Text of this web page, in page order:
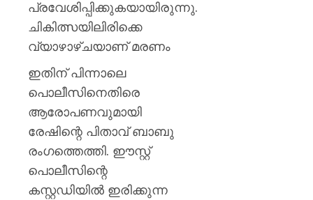
പ്രവേശിപ്പിക്കുകയായിരുന്നു.
ചികിത്സയിലിരിക്കെ
വ്യാഴാഴ്ചയാണ് മരണം
ഇതിന് പിന്നാലെ
പൊലീസിനെതിരെ
ആരോപണവുമായി
രേഷിന്റെ പിതാവ് ബാബു
രംഗത്തെത്തി. ഈസ്റ്റ്
പൊലീസിന്റെ
കസ്റ്റഡിയില്‍ ഇരിക്കുന്ന